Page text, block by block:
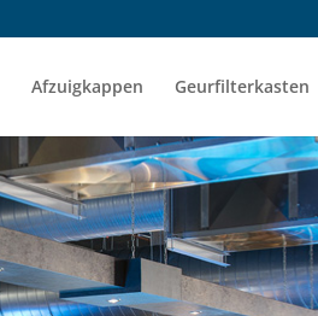
Afzuigkappen Geurfilterkasten